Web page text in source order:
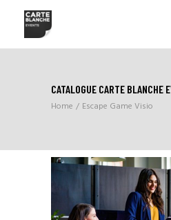
CATALOGUE CARTE BLANCHE